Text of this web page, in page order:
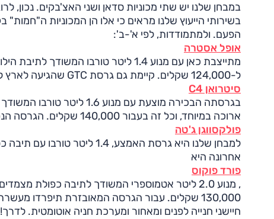
במבחן שלנו יש שתי מכוניות סדאן ושני האצ'בקים. נכון,
בשירותי הייעוץ שלנו מראים כי אלו הן המכוניות
הפעם. ולמתמודדות, לפי א'-ב':
אופל אסטרה
מתייצבת כאן עם מנוע 1.4 ליטר טורבו
ל-124,000 שקלים. קיימת גם גרסת GTC שהגיעה לארץ לפני מספר חודשים ועולה 150,000 שקלים.
סיטרואן C4
בגרסתה הבכירה מוצעת עם
ארוכה במיוחד, וכל זה בעבור 140,000 שקלים. הגרסה הנכונה של
פולקסווגן ג'טה
אחרונה היא
פורד פוקוס
, מנוע 2.0 ליטר אטמוספרי המשודך לתיבה כפולת
130,000 שקלים. עבור הגרסה המאובזרת תיפרדו
חיישני חנייה לפנים ומאחור ומערכת חניה אוטומטית. לדרך!